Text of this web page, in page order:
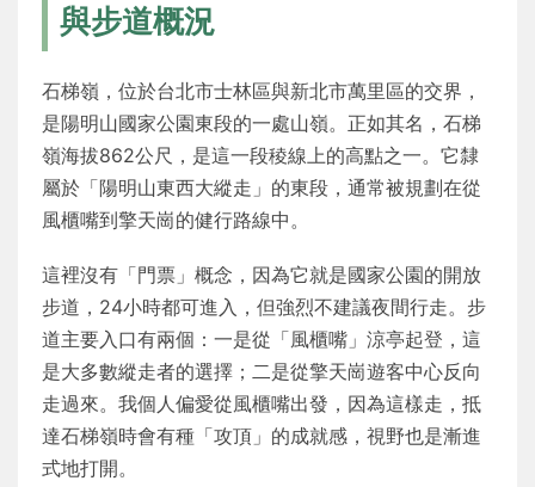
與步道概況
石梯嶺，位於台北市士林區與新北市萬里區的交界，
是陽明山國家公園東段的一處山嶺。正如其名，石梯
嶺海拔862公尺，是這一段稜線上的高點之一。它隸
屬於「陽明山東西大縱走」的東段，通常被規劃在從
風櫃嘴到擎天崗的健行路線中。
這裡沒有「門票」概念，因為它就是國家公園的開放
步道，24小時都可進入，但強烈不建議夜間行走。步
道主要入口有兩個：一是從「風櫃嘴」涼亭起登，這
是大多數縱走者的選擇；二是從擎天崗遊客中心反向
走過來。我個人偏愛從風櫃嘴出發，因為這樣走，抵
達石梯嶺時會有種「攻頂」的成就感，視野也是漸進
式地打開。